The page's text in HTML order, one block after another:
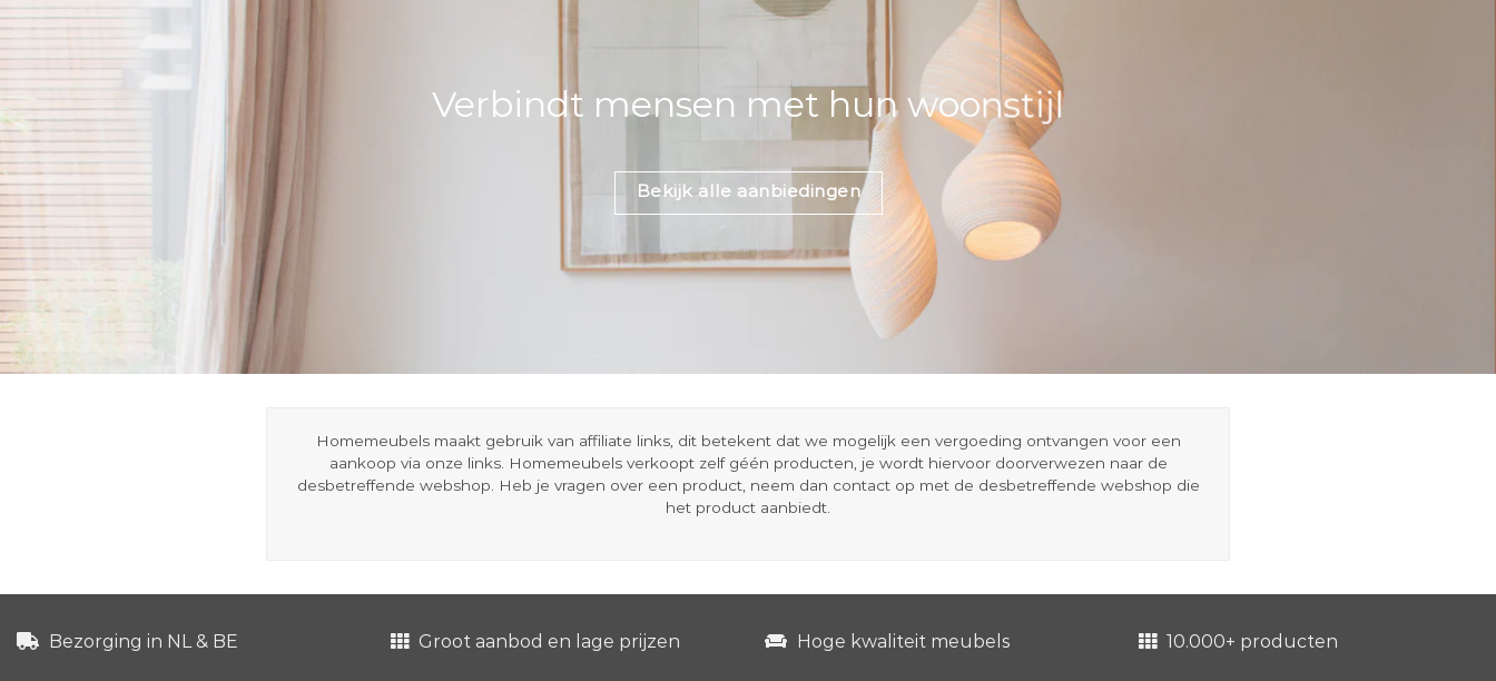
Verbindt mensen met hun woonstijl
Bekijk alle aanbiedingen
Homemeubels maakt gebruik van affiliate links, dit betekent dat we mogelijk een vergoeding ontvangen voor een
aankoop via onze links. Homemeubels verkoopt zelf géén producten, je wordt hiervoor doorverwezen naar de
desbetreffende webshop. Heb je vragen over een product, neem dan contact op met de desbetreffende webshop die
het product aanbiedt.
Bezorging in NL & BE Groot aanbod en lage prijzen Hoge kwaliteit meubels 10.000+ producten